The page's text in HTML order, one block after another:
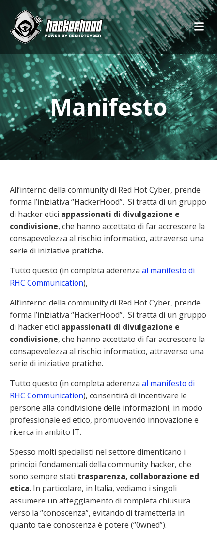
Manifesto
All’interno della community di Red Hot Cyber, prende
forma l’iniziativa “HackerHood”. Si tratta di un gruppo
di hacker etici appassionati di divulgazione e
condivisione, che hanno accettato di far accrescere la
consapevolezza al rischio informatico, attraverso una
serie di iniziative pratiche.
Tutto questo (in completa aderenza al manifesto di
RHC Communication),
All’interno della community di Red Hot Cyber, prende
forma l’iniziativa “HackerHood”. Si tratta di un gruppo
di hacker etici appassionati di divulgazione e
condivisione, che hanno accettato di far accrescere la
consapevolezza al rischio informatico, attraverso una
serie di iniziative pratiche.
Tutto questo (in completa aderenza al manifesto di
RHC Communication), consentirà di incentivare le
persone alla condivisione delle informazioni, in modo
professionale ed etico, promuovendo innovazione e
ricerca in ambito IT.
Spesso molti specialisti nel settore dimenticano i
principi fondamentali della community hacker, che
sono sempre stati trasparenza, collaborazione ed
etica. In particolare, in Italia, vediamo i singoli
assumere un atteggiamento di completa chiusura
verso la “conoscenza”, evitando di trametterla in
quanto tale conoscenza è potere (“0wned”).